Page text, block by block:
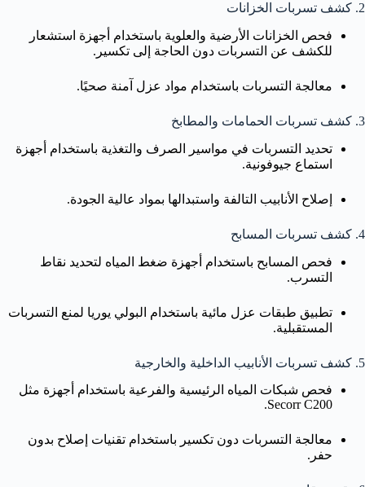
2. كشف تسربات الخزانات
فحص الخزانات الأرضية والعلوية باستخدام أجهزة استشعار
للكشف عن التسربات دون الحاجة إلى تكسير.
معالجة التسربات باستخدام مواد عزل آمنة صحيًا.
3. كشف تسربات الحمامات والمطابخ
تحديد التسربات في مواسير الصرف والتغذية باستخدام أجهزة
استماع جيوفونية.
إصلاح الأنابيب التالفة واستبدالها بمواد عالية الجودة.
4. كشف تسربات المسابح
فحص المسابح باستخدام أجهزة ضغط المياه لتحديد نقاط
التسرب.
تطبيق طبقات عزل مائية باستخدام البولي يوريا لمنع التسربات
المستقبلية.
5. كشف تسربات الأنابيب الداخلية والخارجية
فحص شبكات المياه الرئيسية والفرعية باستخدام أجهزة مثل
Secorr C200.
معالجة التسربات دون تكسير باستخدام تقنيات إصلاح بدون
حفر.